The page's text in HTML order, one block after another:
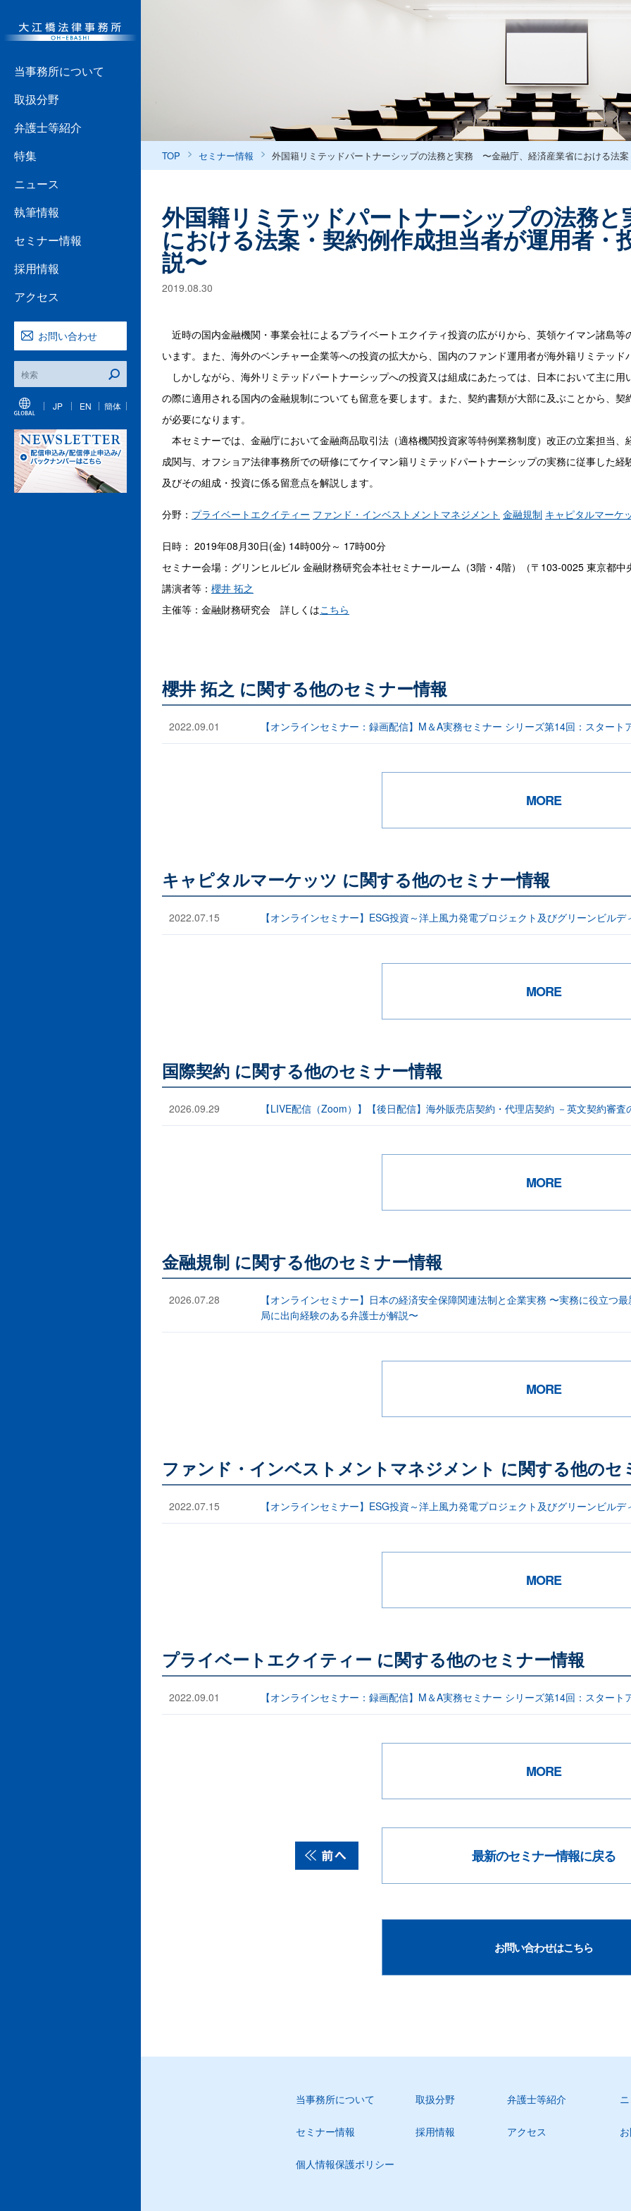
当事務所について
取扱分野
弁護士等紹介
特集
ニュース
執筆情報
セミナー情報
採用情報
アクセス
お問い合わせ
JP EN 簡体
TOP セミナー情報 外国籍リミテッドパートナーシップの法務と実務 〜金融庁、経済産業省における法
外国籍リミテッドパートナーシップの法務
における法案・契約例作成担当者が運用者
説〜
2019.08.30
近時の国内金融機関・事業会社によるプライベートエクイティ投資の広がりから、英領ケイマン諸島
います。また、海外のベンチャー企業等への投資の拡大から、国内のファンド運用者が海外籍リミテッド
しかしながら、海外リミテッドパートナーシップへの投資又は組成にあたっては、日本において主に
の際に適用される国内の金融規制についても留意を要します。また、契約書類が大部に及ぶことから、
が必要になります。
本セミナーでは、金融庁において金融商品取引法（適格機関投資家等特例業務制度）改正の立案担当
成関与、オフショア法律事務所での研修にてケイマン籍リミテッドパートナーシップの実務に従事した
及びその組成・投資に係る留意点を解説します。
分野： プライベートエクイティー ファンド・インベストメントマネジメント 金融規制 キャピタルマーケ
日時： 2019年08月30日(金) 14時00分～ 17時00分
セミナー会場：グリンヒルビル 金融財務研究会本社セミナールーム（3階・4階）（〒103-0025 東京都
講演者等： 櫻井 拓之
主催等：金融財務研究会 詳しくはこちら
櫻井 拓之 に関する他のセミナー情報
2022.09.01 【オンラインセミナー：録画配信】M＆A実務セミナー シリーズ第14回：スタート
MORE
キャピタルマーケッツ に関する他のセミナー情報
2022.07.15 【オンラインセミナー】ESG投資～洋上風力発電プロジェクト及びグリーンビルデ
MORE
国際契約 に関する他のセミナー情報
2026.09.29 【LIVE配信（Zoom）】【後日配信】海外販売店契約・代理店契約 －英文契約審査
MORE
金融規制 に関する他のセミナー情報
2026.07.28
【オンラインセミナー】日本の経済安全保障関連法制と企業実務 〜実務に役立つ
局に出向経験のある弁護士が解説〜
MORE
ファンド・インベストメントマネジメント に関する他のセ
2022.07.15 【オンラインセミナー】ESG投資～洋上風力発電プロジェクト及びグリーンビルデ
MORE
プライベートエクイティー に関する他のセミナー情報
2022.09.01 【オンラインセミナー：録画配信】M＆A実務セミナー シリーズ第14回：スタート
MORE
最新のセミナー情報に戻る
お問い合わせはこちら
当事務所について 取扱分野 弁護士等紹介
セミナー情報 採用情報 アクセス
個人情報保護ポリシー